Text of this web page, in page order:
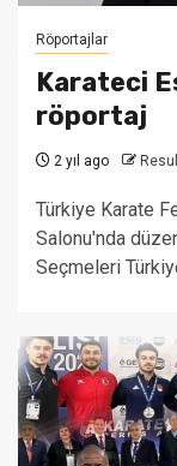
Röportajlar
Karateci
röportaj
2 yıl ago
Türkiye Karate
Salonu'nda
Seçmeleri